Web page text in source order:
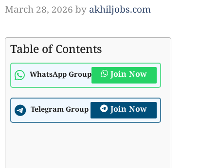
March 28, 2026 by akhiljobs.com
Table of Contents
WhatsApp Group Join Now
Telegram Group Join Now